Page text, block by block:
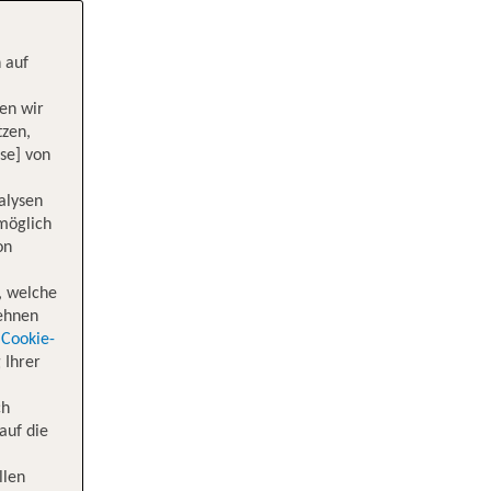
auf
wir
von
welche
Cookie-
Ihrer
die